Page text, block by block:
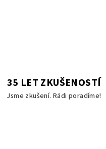
35 LET ZKUŠENOSTÍ
Jsme zkušení. Rádi poradíme!